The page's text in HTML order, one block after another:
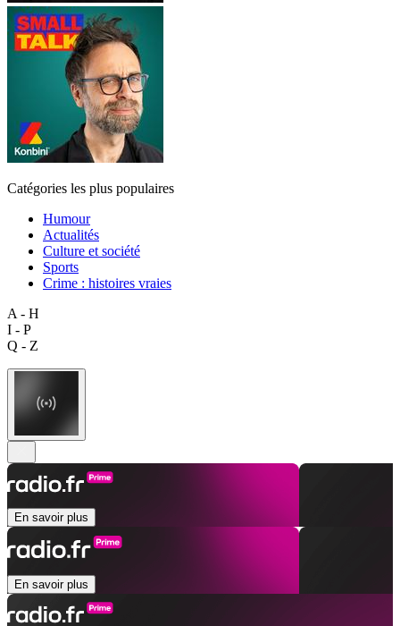
Catégories les plus populaires
Humour
Actualités
Culture et société
Sports
Crime : histoires vraies
A - H
I - P
Q - Z
En savoir plus
En savoir plus